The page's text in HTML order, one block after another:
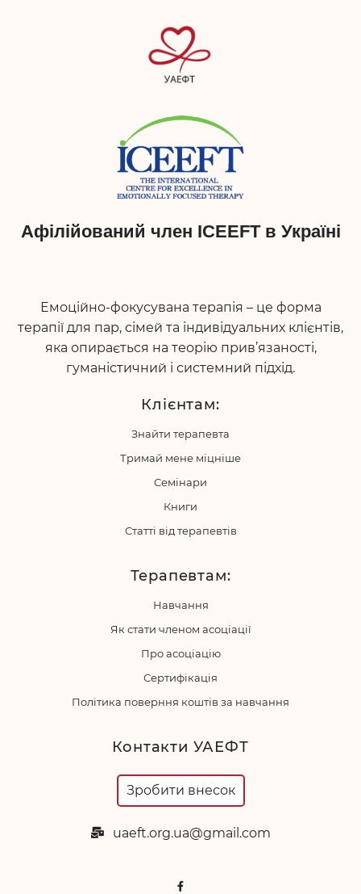
Афілійований член ICEEFT в Україні
Емоційно-фокусувана терапія – це форма
терапії для пар, сімей та індивідуальних клієнтів,
яка опирається на теорію прив’язаності,
гуманістичний і системний підхід.
Клієнтам:
Знайти терапевта
Тримай мене міцніше
Семінари
Книги
Статті від терапевтів
Терапевтам:
Навчання
Як стати членом асоціації
Про асоціацію
Сертифікація
Політика поверння коштів за навчання
Контакти УАЕФТ
Зробити внесок
uaeft.org.ua@gmail.com